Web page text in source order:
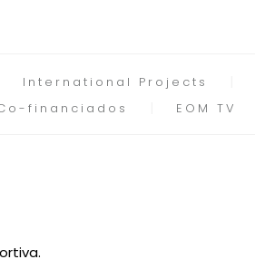
International Projects
financiados EOM TV